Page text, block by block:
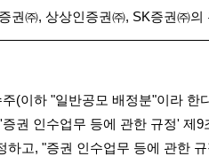
권㈜,상상인증권㈜, SK증권㈜의
(이하 "일반공모 배정분"이라 한
증권 인수업무 등에 관한 규정' 제 9
하고, "증권 인수업무 등에 관한 규